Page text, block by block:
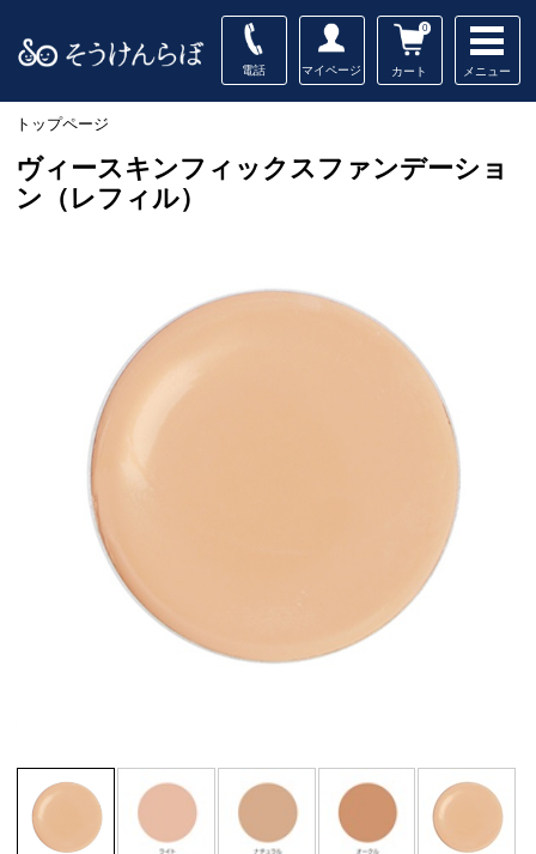
電話 マイページ カート
0
メニュー
トップページ
ヴィースキンフィックスファンデーショ
ン（レフィル）